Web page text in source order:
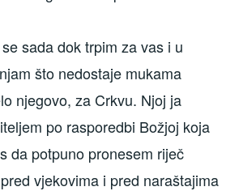
sada dok trpim za vas i u
što nedostaje mukama
njegovo, za Crkvu. Njoj ja
po rasporedbi Božjoj koja
da potpuno pronesem riječ
vjekovima i pred naraštajima